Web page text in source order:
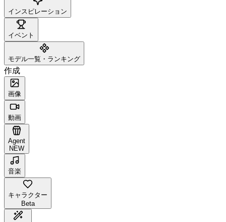
インスピレーション
イベント
モデル一覧・ランキング
作成
画像
動画
Agent
NEW
音楽
キャラクター
Beta